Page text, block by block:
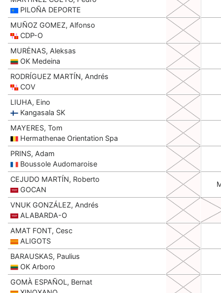
PILOÑA DEPORTE
MUÑOZ GOMEZ, Alfonso
CDP-O
MURĖNAS, Aleksas
OK Medeina
RODRÍGUEZ MARTÍN, Andrés
COV
LIUHA, Eino
Kangasala SK
MAYERES, Tom
Hermathenae Orientation Spa
PRINS, Adam
Boussole Audomaroise
CEJUDO MARTÍN, Roberto
GOCAN
VNUK GONZÁLEZ, Andrés
ALABARDA-O
AMAT FONT, Cesc
ALIGOTS
BARAUSKAS, Paulius
OK Arboro
GOMÀ ESPAÑOL, Bernat